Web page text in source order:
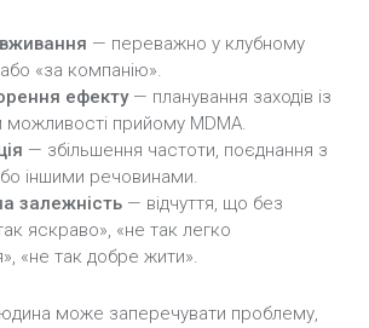
— переважно у клубному
«за компанію».
ефекту— планування заходів із
можливості прийому MDMA.
— збільшення частоти, поєднання з
іншими речовинами.
залежність — відчуття, що без
яскраво», «не так легко
«не так добре жити».
може заперечувати проблему,